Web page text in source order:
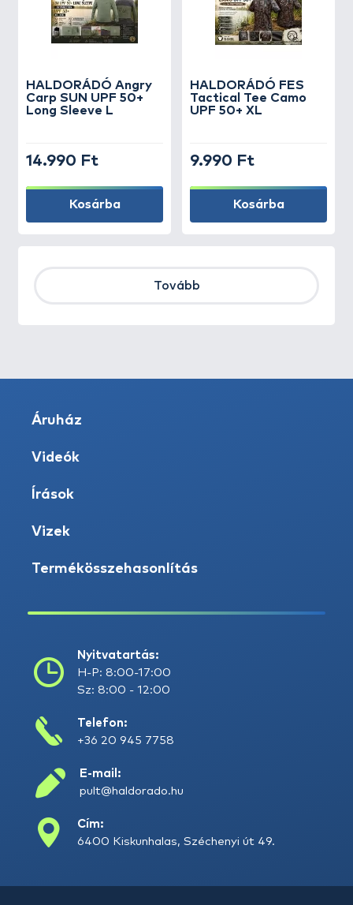
HALDORÁDÓ Angry
Carp SUN UPF 50+
Long Sleeve L
14.990 Ft
Kosárba
HALDORÁDÓ FES
Tactical Tee Camo
UPF 50+ XL
9.990 Ft
Kosárba
Tovább
Áruház
Videók
Írások
Vizek
Termékösszehasonlítás
Nyitvatartás:
H-P: 8:00-17:00
Sz: 8:00 - 12:00
Telefon:
+36 20 945 7758
E-mail:
pult@haldorado.hu
Cím:
6400 Kiskunhalas, Széchenyi út 49.